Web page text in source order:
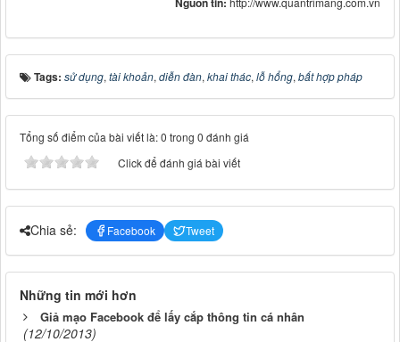
Tags: sử dụng, tài khoản, diễn đàn, khai thác, lỗ hổng, bất hợp pháp
Tổng số điểm của bài viết là: 0 trong 0 đánh giá
Click để đánh giá bài viết
Chia sẻ: Facebook Tweet
Những tin mới hơn
Giả mạo Facebook để lấy cắp thông tin cá nhân
(12/10/2013)